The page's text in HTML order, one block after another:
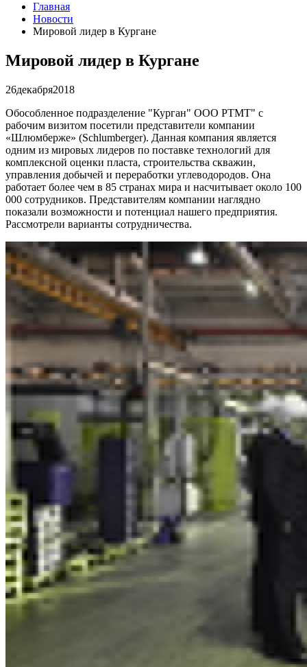
Главная
Новости
Мировой лидер в Кургане
Мировой лидер в Кургане
26декабря2018
Обособленное подразделение "Курган" ООО РТМТ" с
рабочим визитом посетили представители компании
«Шлюмберже» (Schlumberger). Данная компания является
одним из мировых лидеров по поставке технологий для
комплексной оценки пласта, строительства скважин,
управления добычей и переработки углеводородов. Она
работает более чем в 85 странах мира и насчитывает около 100
000 сотрудников. Представителям компании наглядно
показали возможности и потенциал нашего предприятия.
Рассмотрели варианты сотрудничества.